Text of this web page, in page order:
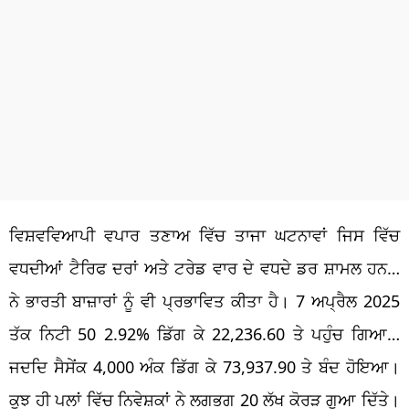
ਵਿਸ਼ਵਵਿਆਪੀ ਵਪਾਰ ਤਣਾਅ ਵਿੱਚ ਤਾਜਾ ਘਟਨਾਵਾਂ ਜਿਸ ਵਿੱਚ
ਵਧਦੀਆਂ ਟੈਰਿਫ ਦਰਾਂ ਅਤੇ ਟਰੇਡ ਵਾਰ ਦੇ ਵਧਦੇ ਡਰ ਸ਼ਾਮਲ ਹਨ…
ਨੇ ਭਾਰਤੀ ਬਾਜ਼ਾਰਾਂ ਨੂੰ ਵੀ ਪ੍ਰਭਾਵਿਤ ਕੀਤਾ ਹੈ। 7 ਅਪ੍ਰੈਲ 2025
ਤੱਕ ਨਿਟੀ 50 2.92% ਡਿੱਗ ਕੇ 22,236.60 ਤੇ ਪਹੁੰਚ ਗਿਆ…
ਜਦਦਿ ਸੈਸੇਂਕ 4,000 ਅੰਕ ਡਿੱਗ ਕੇ 73,937.90 ਤੇ ਬੰਦ ਹੋਇਆ।
ਕੁਝ ਹੀ ਪਲਾਂ ਵਿੱਚ ਨਿਵੇਸ਼ਕਾਂ ਨੇ ਲਗਭਗ 20 ਲੱਖ ਕੋਰੜ ਗੁਆ ਦਿੱਤੇ।